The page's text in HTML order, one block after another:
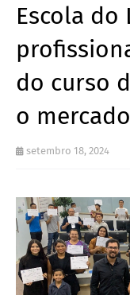
Escola do
do curso
o
setembro 18, 2024